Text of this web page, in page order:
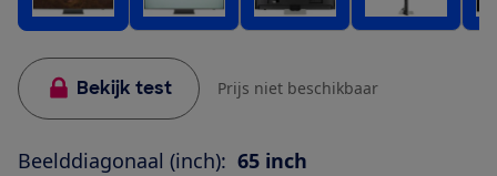
Bekijk test Prijs niet beschikbaar
Beelddiagonaal (inch): 65 inch